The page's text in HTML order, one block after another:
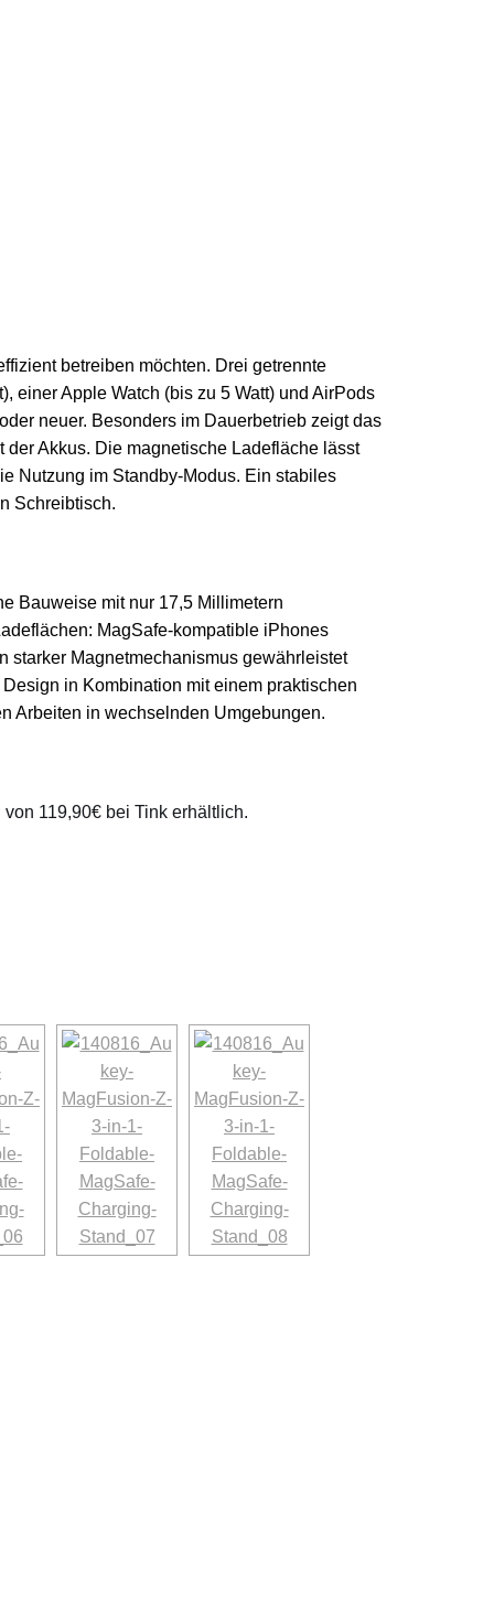
betreiben möchten. Drei getrennte
einer Apple Watch (bis zu 5 Watt) und AirPods
neuer. Besonders im Dauerbetrieb zeigt das
Akkus. Die magnetische Ladefläche lässt
Nutzung im Standby-Modus. Ein stabiles
Schreibtisch.
Bauweise mit nur 17,5 Millimetern
MagSafe-kompatible iPhones
starker Magnetmechanismus gewährleistet
in Kombination mit einem praktischen
Arbeiten in wechselnden Umgebungen.
von 119,90€ bei Tink erhältlich.